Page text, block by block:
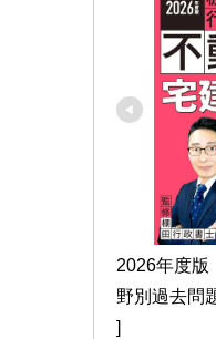
2026年度版
野別過去問
]